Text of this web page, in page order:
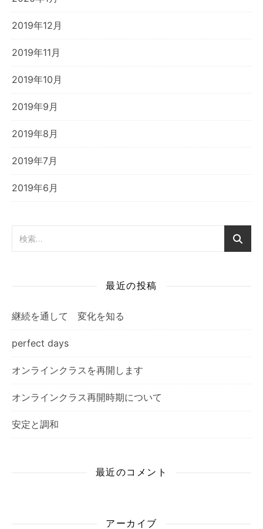
2019年12月
2019年11月
2019年10月
2019年9月
2019年8月
2019年7月
2019年6月
最近の投稿
継続を通して 変化を知る
perfect days
オンラインクラスを再開します
オンラインクラス再開時期について
安定と調和
最近のコメント
アーカイブ